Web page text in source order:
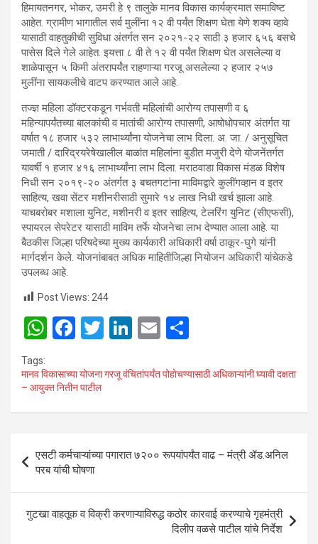
हिमायतनगर, भोकर, उमरी हे ९ तालुके मानव विकास कार्यक्रमात समाविष्ट
आहेत. ग्रामीण भागातील सर्व मुलींना १२ वी पर्यंत शिक्षण घेता येणे शक्य व्हावे
यासाठी वाहतुकीची सुविधा अंतर्गत सन २०२१-२२ साठी ३ हजार ६५६ बसचे
पासेस दिले गेले आहेत. इयत्ता ८ वी ते १२ वी पर्यंत शिक्षण घेत असलेल्या व
शाळेपासून ५ किमी अंतरापर्यंत राहणाऱ्या गरजू असलेल्या २ हजार २५७
मुलींना सायकलीचे वाटप करण्यात आले आहे.
तज्ज्ञ महिला डॉक्टरकडून गर्भवती महिलांची आरोग्य तपासणी व ६
महिन्यापर्यंतच्या बालकांची व मातांची आरोग्य तपासणी, आषोधोपचार अंतर्गत या
वर्षात १८ हजार ५३२ लाभार्थ्यांना योजनेचा लाभ दिला. अ. जा. / अनुसूचित
जमाती / दारिद्रयरेषेखालील बाळांत महिलांना बुडीत मजुरी देणे योजनेंतर्गत
यावर्षी १ हजार ४१६ लाभार्थ्यांना लाभ दिला. मराठवाडा विकास मंडळ‍ विशेष
निधी सन २०१९-२० अंतर्गत ३ बचतगटांना माविमद्वारे कुलींगव्हान व इतर
साहित्य, खवा सेंटर मशीनरीसाठी सुमारे १४ लाख निधी खर्च झाला आहे.
याचबरोबर मशाला युनिट, मशीनरी व इतर साहित्य, टेलरिंग युनिट (सीएफसी),
स्पायरल सेपरेटर यासाठी माविम तर्फे योजनेचा लाभ देण्यात आला आहे. या
बैठकीस जिल्हा परिषदेच्या मुख्य कार्यकारी अधिकारी वर्षा ठाकूर-घुगे यांनी
मार्गदर्शन केले. योजनांबाबत अधिक माहितीजिल्हा नियोजन अधिकारी यांचेकडे
उपलब्ध आहे.
Post Views: 244
W
at
s
A
p
F
ce
b
o
k
T
tt
Li
ke
n
E
ail ar
Tags:
मानव विकासाच्या योजना गरजू वंचितांपर्यंत पोहाेचण्यासाठी अधिकाऱ्यांनी घ्यावी दक्षता
– आयुक्त नितीन पाटील
navigation
एसटी कर्मचाऱ्यांच्या पगारात ७२०० रूपयांपर्यंत वाढ – मंत्री ॲड.अनिल
परब यांची घोषणा
गुटखा वाहतूक व विक्री करणाऱ्याविरुद्ध कठोर कारवाई करण्याचे गृहमंत्री
दिलीप वळसे पाटील यांचे निर्देश